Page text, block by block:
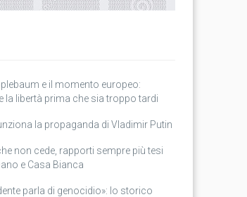
e il momento europeo:
la libertà prima che sia troppo tardi
la propaganda di Vladimir Putin
non cede, rapporti sempre più tesi
e Casa Bianca
parla di genocidio»: lo storico